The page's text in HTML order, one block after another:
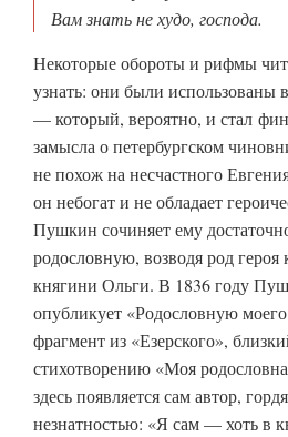
Вам знать не худо, господа.
Некоторые обороты и рифмы
узнать: они были использованы в
— который, вероятно, и стал
замысла о петербургском
не похож на несчастного
он небогат и не обладает
Пушкин сочиняет ему
родословную, возводя род
княгини Ольги. В 1836 году
опубликует «Родословную
фрагмент из «Езерского»,
стихотворению «Моя
здесь появляется сам автор,
незнатностью: «Я сам — хоть в